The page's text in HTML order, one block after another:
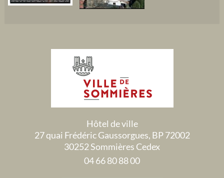
Hôtel de ville
27 quai Frédéric Gaussorgues, BP 72002
30252 Sommières Cedex
04 66 80 88 00